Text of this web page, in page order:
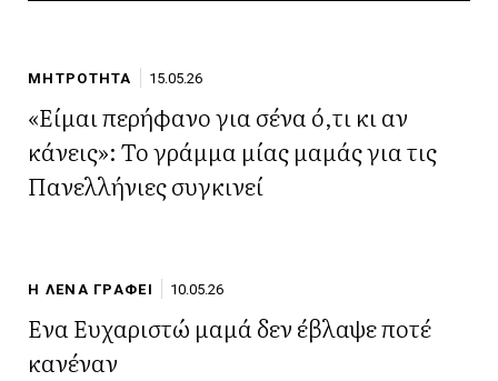
ΜΗΤΡΟΤΗΤΑ 15.05.26
«Είμαι περήφανο για σένα ό,τι κι αν
κάνεις»: Το γράμμα μίας μαμάς για τις
Πανελλήνιες συγκινεί
Η ΛΕΝΑ ΓΡΑΦΕΙ 10.05.26
Ένα Ευχαριστώ μαμά δεν έβλαψε ποτέ
κανέναν